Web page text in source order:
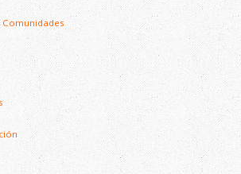
Comunidades